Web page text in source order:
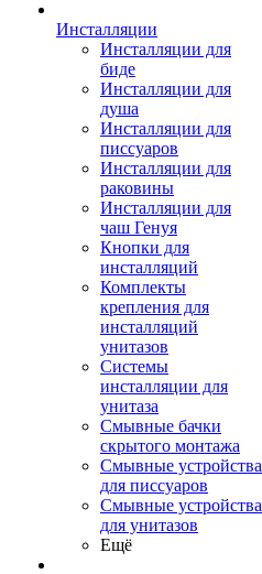
Инсталляции
Инсталляции для
биде
Инсталляции для
душа
Инсталляции для
писсуаров
Инсталляции для
раковины
Инсталляции для
чаш Генуя
Кнопки для
инсталляций
Комплекты
крепления для
инсталляций
унитазов
Системы
инсталляции для
унитаза
Смывные бачки
скрытого монтажа
Смывные устройства
для писсуаров
Смывные устройства
для унитазов
Ещё